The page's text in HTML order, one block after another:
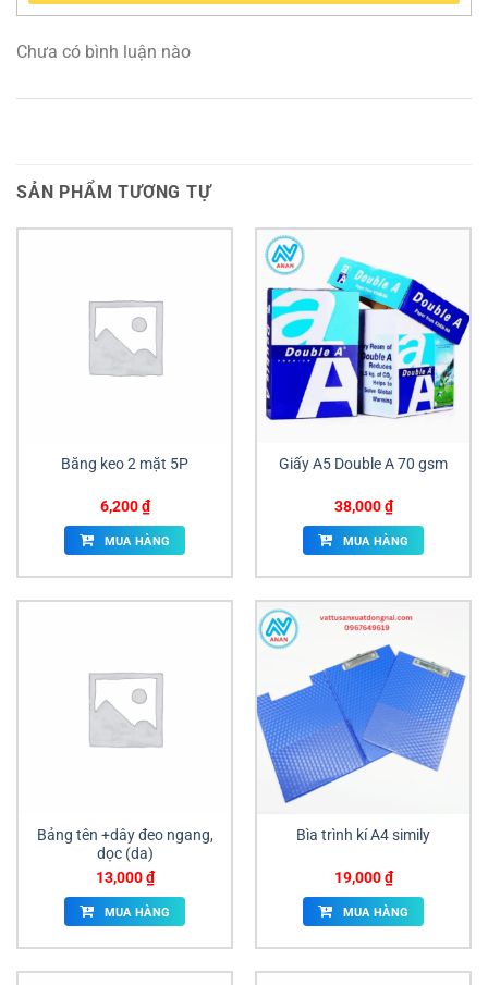
Chưa có bình luận nào
SẢN PHẨM TƯƠNG TỰ
Băng keo 2 mặt 5P
6,200₫
MUA HÀNG
Giấy A5 Double A 70 gsm
38,000₫
MUA HÀNG
Bảng tên +dây đeo ngang,
dọc (da)
13,000₫
MUA HÀNG
Bìa trình kí A4 simily
19,000₫
MUA HÀNG